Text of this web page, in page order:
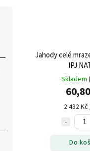
Jahody celé
IPJ
Skladem
2 432
Do